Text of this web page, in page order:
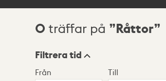
Sökresultat
0 träffar på Råttor
Visningsläge
Filtrera tid
Från Till